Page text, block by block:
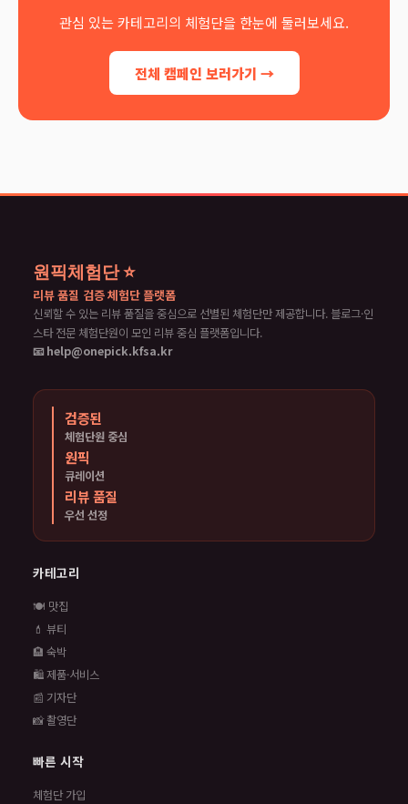
관심 있는 카테고리의 체험단을 한눈에 둘러보세요.
전체 캠페인 보러가기 →
원픽체험단 ⭐
리뷰 품질 검증 체험단 플랫폼
신뢰할 수 있는 리뷰 품질을 중심으로 선별된 체험단만 제공합니다. 블로그·인
스타 전문 체험단원이 모인 리뷰 중심 플랫폼입니다.
📧 help@onepick.kfsa.kr
검증된
체험단원 중심
원픽
큐레이션
리뷰 품질
우선 선정
카테고리
🍽️ 맛집
💄 뷰티
🏨 숙박
🛍️ 제품·서비스
📰 기자단
📸 촬영단
빠른 시작
체험단 가입